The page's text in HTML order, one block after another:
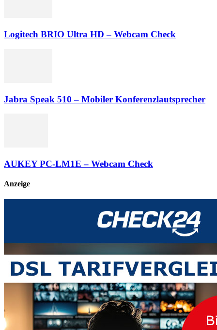
Logitech BRIO Ultra HD – Webcam Check
Jabra Speak 510 – Mobiler Konferenzlautsprecher
AUKEY PC-LM1E – Webcam Check
Anzeige